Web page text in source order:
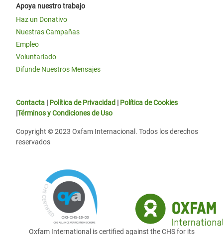
Apoya nuestro trabajo
Haz un Donativo
Nuestras Campañas
Empleo
Voluntariado
Difunde Nuestros Mensajes
Contacta | Política de Privacidad | Política de Cookies
|Términos y Condiciones de Uso
Copyright © 2023 Oxfam Internacional. Todos los derechos
reservados
Oxfam International is certified against the CHS for its